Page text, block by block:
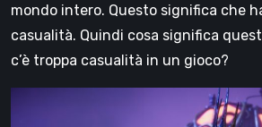
mondo intero. Questo significa che
casualità. Quindi cosa significa
c’è troppa casualità in un gioco?